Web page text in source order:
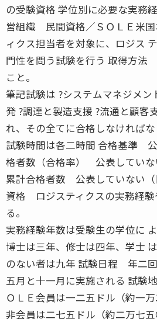
の受験資格 学位別に必要な実務
営組織 民間資格／ＳＯＬＥ米
ィクス担当者を対象に、ロジス
門性を問う試験を行う 取得方法
こと。
筆記試験は ?システムマネジメン
発 ?調達と製造支援 ?流通と顧
れ、その全てに合格しなければな
試験時間は各二時間 合格基準
格者数（合格率） 公表していな
累計合格者数 公表していない（
資格 ロジスティクスの実務経験
る。
実務経験年数は受験生の学位に よ
博士は三年、修士は四年、学士
のない者は九年 試験日程 年二回
五月と十一月に実施される 試
ＯＬＥ会員は一二五ドル（約一万
非会員は二七五ドル（約二万七五